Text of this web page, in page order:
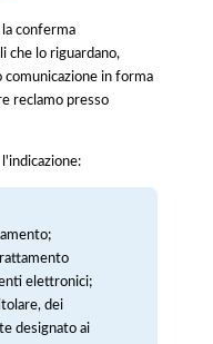
conferma
che lo riguardano,
comunicazione in forma
reclamo presso
elettronici;
dei
designato ai